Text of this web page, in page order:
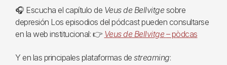
🎧 Escucha el capítulo de Veus de Bellvitge sobre
depresión Los episodios del pódcast pueden consultarse
en la web institucional: 👉 Veus de Bellvitge – pòdcas
Y en las principales plataformas de streaming: